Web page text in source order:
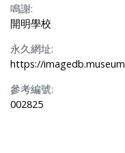
鳴謝:
開明學校
永久網址:
https://
參考編號:
002825